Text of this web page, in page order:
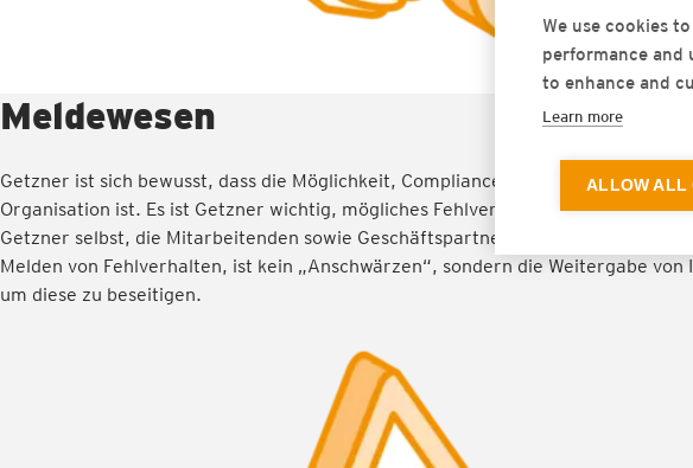
Meldewesen
Getzner ist sich bewusst, dass die Möglichkeit, Compliance-Verstöße zu
Organisation ist. Es ist Getzner wichtig, mögliches Fehlverhalten
Getzner selbst, die Mitarbeitenden sowie Geschäftspartner und Kundinnen
Melden von Fehlverhalten, ist kein „Anschwärzen“, sondern die Weitergabe
um diese zu beseitigen.
We use cookies
performance and
to enhance and
Learn more
ALLOW ALL